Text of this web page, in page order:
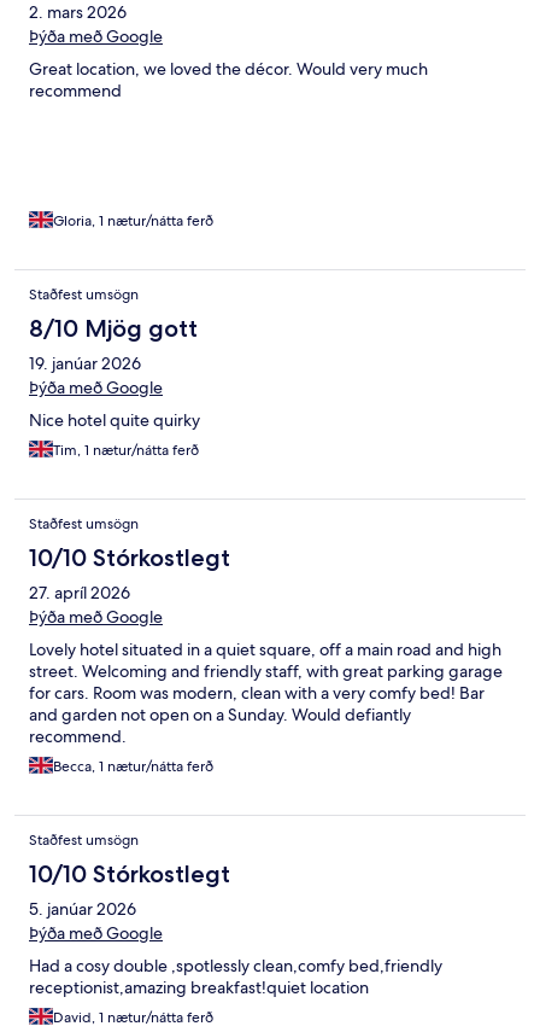
2. mars 2026
Þýða með Google
Great location, we loved the décor. Would very much
recommend
Gloria, 1 nætur/nátta ferð
Staðfest umsögn
8/10 Mjög gott
19. janúar 2026
Þýða með Google
Nice hotel quite quirky
Tim, 1 nætur/nátta ferð
Staðfest umsögn
10/10 Stórkostlegt
27. apríl 2026
Þýða með Google
Lovely hotel situated in a quiet square, off a main road and high
street. Welcoming and friendly staff, with great parking garage
for cars. Room was modern, clean with a very comfy bed! Bar
and garden not open on a Sunday. Would defiantly
recommend.
Becca, 1 nætur/nátta ferð
Staðfest umsögn
10/10 Stórkostlegt
5. janúar 2026
Þýða með Google
Had a cosy double ,spotlessly clean,comfy bed,friendly
receptionist,amazing breakfast!quiet location
David, 1 nætur/nátta ferð